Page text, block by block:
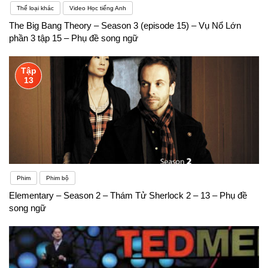
Thể loại khác Video Học tiếng Anh
The Big Bang Theory – Season 3 (episode 15) – Vụ Nổ Lớn
phần 3 tập 15 – Phụ đề song ngữ
Tập
13
Phim Phim bộ
Elementary – Season 2 – Thám Tử Sherlock 2 – 13 – Phụ đề
song ngữ